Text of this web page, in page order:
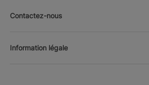
Contactez-nous
Information légale